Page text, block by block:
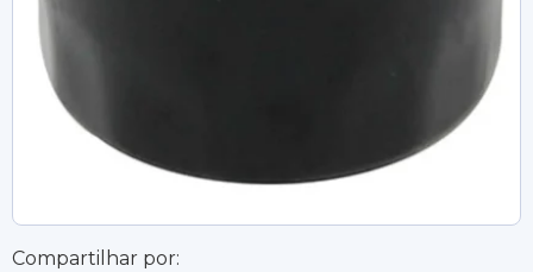
Compartilhar por: